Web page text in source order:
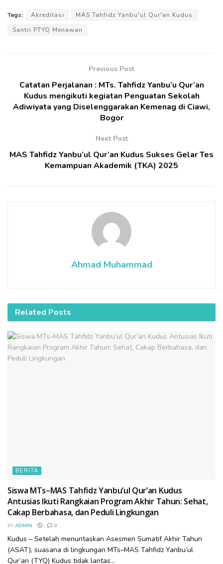
Tags: Akreditasi
MAS Tahfidz Yanbu'ul Qur'an Kudus
Santri PTYQ Menawan
Previous Post
Catatan Perjalanan : MTs. Tahfidz Yanbu’u Qur’an
Kudus mengikuti kegiatan Penguatan Sekolah
Adiwiyata yang Diselenggarakan Kemenag di Ciawi,
Bogor
Next Post
MAS Tahfidz Yanbu’ul Qur’an Kudus Sukses Gelar Tes
Kemampuan Akademik (TKA) 2025
Ahmad Muhammad
Related Posts
BERITA
Siswa MTs–MAS Tahfidz Yanbu’ul Qur’an Kudus
Antusias Ikuti Rangkaian Program Akhir Tahun: Sehat,
Cakap Berbahasa, dan Peduli Lingkungan
BY ADMIN 0
Kudus – Setelah menuntaskan Asesmen Sumatif Akhir Tahun
(ASAT), suasana di lingkungan MTs–MAS Tahfidz Yanbu’ul
Qur’an (TYQ) Kudus tidak lantas...